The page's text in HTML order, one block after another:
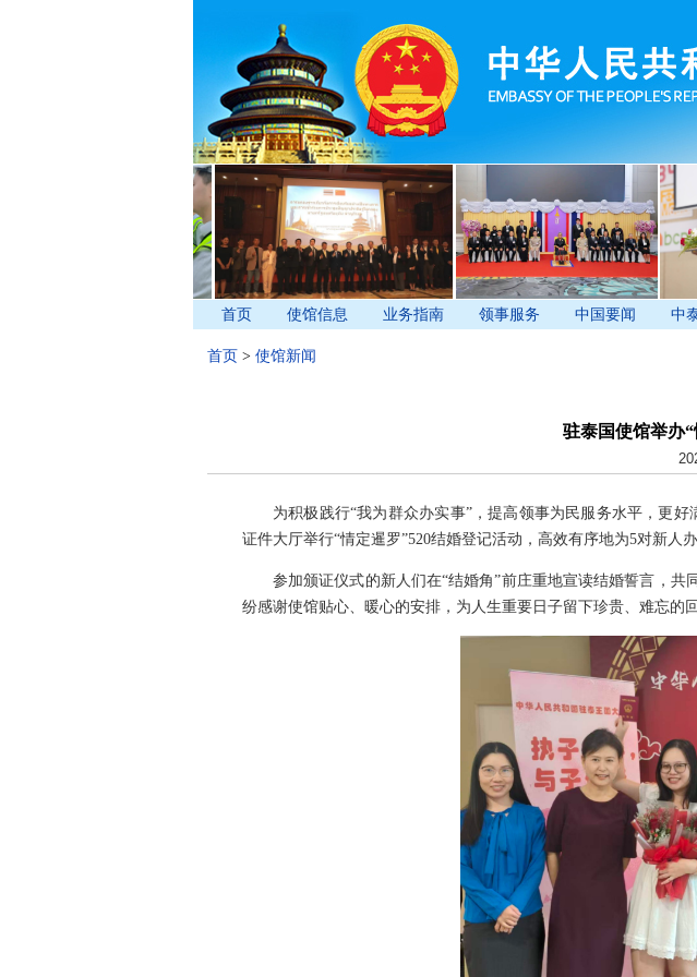
首页 使馆信息 业务指南 领事服务 中国要闻 中
首页 > 使馆新闻
驻泰国使馆举办
为积极践行“我为群众办实事”，提高领事为民服务水平，更
证件大厅举行“情定暹罗”520结婚登记活动，高效有序地为5对新人
参加颁证仪式的新人们在“结婚角”前庄重地宣读结婚誓言，
纷感谢使馆贴心、暖心的安排，为人生重要日子留下珍贵、难忘的回